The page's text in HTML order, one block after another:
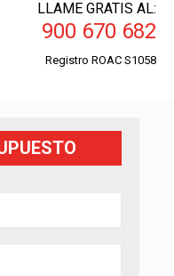
LLAME GRATIS AL:
900 670 682
Registro ROAC S1058